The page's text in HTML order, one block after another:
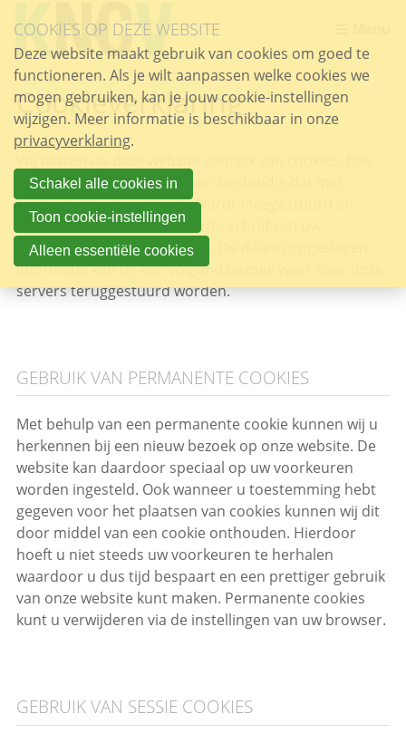
links
over
Spring
naar
de
inhoud
naar
het
menu
Cookieverklaring
cookie is een eenvoudig klein bestandje dat met
pagina’s van deze website wordt meegestuurd en
door uw browser op uw harde schrijf van uw
computer wordt opgeslagen. De daarin opgeslagen
informatie kan bij een volgend bezoek weer naar onze
servers teruggestuurd worden.
GEBRUIK VAN PERMANENTE COOKIES
Met behulp van een permanente cookie kunnen wij u
herkennen bij een nieuw bezoek op onze website. De
website kan daardoor speciaal op uw voorkeuren
worden ingesteld. Ook wanneer u toestemming hebt
gegeven voor het plaatsen van cookies kunnen wij dit
door middel van een cookie onthouden. Hierdoor
hoeft u niet steeds uw voorkeuren te herhalen
waardoor u dus tijd bespaart en een prettiger gebruik
van onze website kunt maken. Permanente cookies
kunt u verwijderen via de instellingen van uw browser.
GEBRUIK VAN SESSIE COOKIES
COOKIES OP DEZE WEBSITE
Deze website maakt gebruik van cookies om goed te
functioneren. Als je wilt aanpassen welke cookies we
mogen gebruiken, kan je jouw cookie-instellingen
wijzigen. Meer informatie is beschikbaar in onze
privacyverklaring.
Schakel alle cookies in
Toon cookie-instellingen
Alleen essentiële cookies